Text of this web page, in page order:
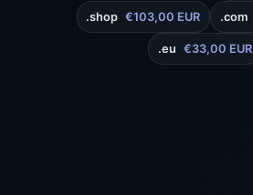
.shop €103,00 EUR .com
.eu €33,00 EUR